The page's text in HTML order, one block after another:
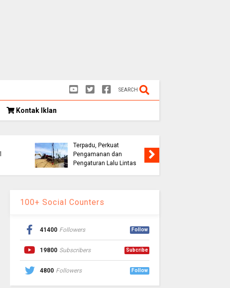
SEARCH
Kontak Iklan
Terpadu, Perkuat
Pengamanan dan
Pengaturan Lalu Lintas
100+ Social Counters
41400 Followers Follow
19800 Subscribers Subcribe
4800 Followers Follow